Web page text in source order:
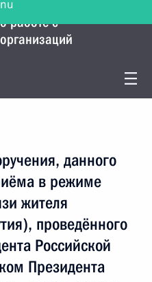
работе с
данного
в режиме
жителя
проведённого
Российской
Президента